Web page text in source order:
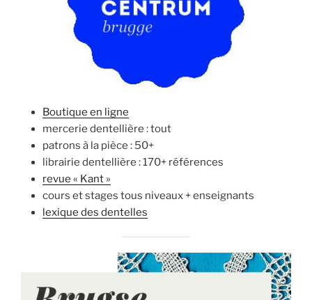
Boutique en ligne
mercerie dentellière : tout
patrons à la pièce : 50+
librairie dentellière : 170+ références
revue « Kant »
cours et stages tous niveaux + enseignants
lexique des dentelles